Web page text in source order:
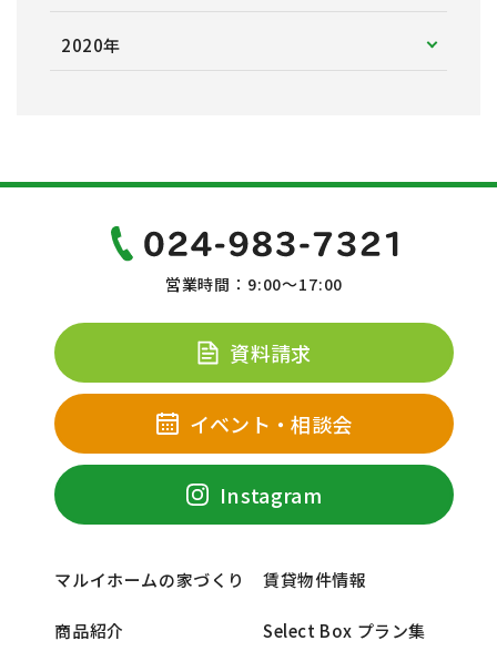
2020年
営業時間：9:00～17:00
資料請求
イベント・相談会
Instagram
マルイホームの家づくり
商品紹介
賃貸物件情報
Select Box プラン集